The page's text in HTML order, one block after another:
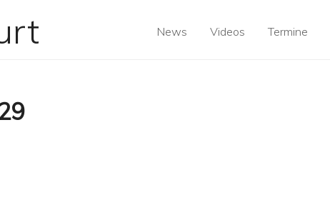
News Videos Termine